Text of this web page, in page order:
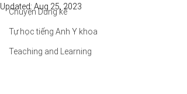
Chuyện Dung kể
Tự học tiếng Anh Y khoa
Teaching and Learning
Updated: Aug 25, 2023